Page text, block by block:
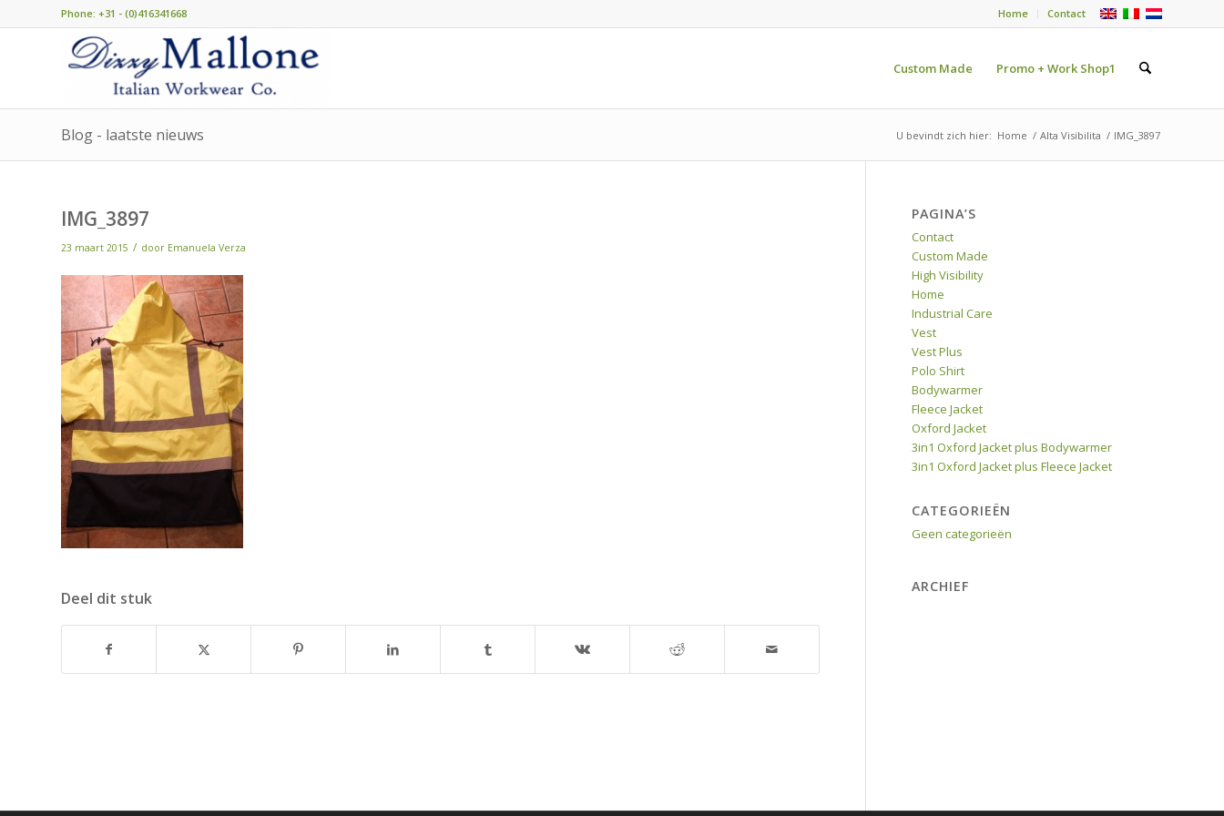
Home Contact
Phone: +31 - (0)416341668
Custom Made Promo + Work Shop1
Blog - laatste nieuws U bevindt zich hier: Home / Alta Visibilita / IMG_3897
IMG_3897
23 maart 2015 / door Emanuela Verza
Deel dit stuk
PAGINA’S
Contact
Custom Made
High Visibility
Home
Industrial Care
Vest
Vest Plus
Polo Shirt
Bodywarmer
Fleece Jacket
Oxford Jacket
3in1 Oxford Jacket plus Bodywarmer
3in1 Oxford Jacket plus Fleece Jacket
CATEGORIEËN
Geen categorieën
ARCHIEF